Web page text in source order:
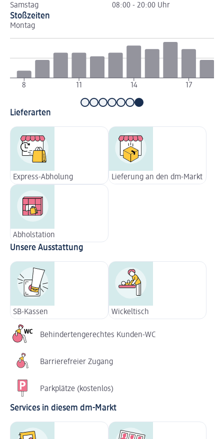
Samstag
08:00 - 20:00 Uhr
Stoßzeiten
Montag
8 11 14 17
Lieferarten
Express-Abholung Lieferung an den dm-Markt
Abholstation
Unsere Ausstattung
SB-Kassen Wickeltisch
Behindertengerechtes Kunden-WC
Barrierefreier Zugang
Parkplätze (kostenlos)
Services in diesem dm-Markt